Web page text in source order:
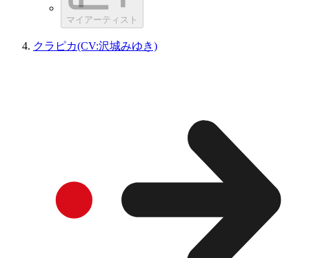
マイアーティスト
クラピカ(CV:沢城みゆき)